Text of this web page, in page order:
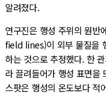
알려졌다.
연구진은 행성 주위의 원
field lines)이 외부 물질을
하는 것으로 추정했다. 한
라 끌려들어가 행성 표면
스팟은 행성의 온도보다 적